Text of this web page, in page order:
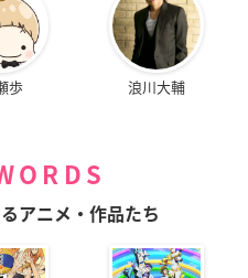
歩 浪川大輔
アニメ・作品たち